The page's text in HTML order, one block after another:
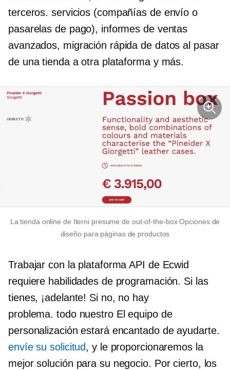
terceros. servicios (compañías de envío o
pasarelas de pago), informes de ventas
avanzados, migración rápida de datos al pasar
de una tienda a otra plataforma y más.
La tienda online de Iterni presume de out-of-the-boxOpciones de
diseño para páginas de productos
Trabajar con la plataforma API de Ecwid
requiere habilidades de programación. Si las
tienes, ¡adelante! Si no, no hay
problema.todo nuestroEl equipo de
personalización estará encantado de ayudarte.
envíe su solicitud, y le proporcionaremos la
mejor solución para su negocio. Por cierto, los